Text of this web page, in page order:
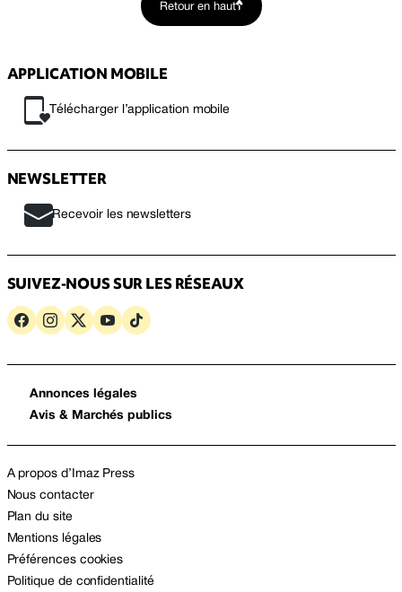
Retour en haut
APPLICATION MOBILE
Télécharger l’application mobile
NEWSLETTER
Recevoir les newsletters
SUIVEZ-NOUS SUR LES RÉSEAUX
Annonces légales
Avis & Marchés publics
A propos d’Imaz Press
Nous contacter
Plan du site
Mentions légales
Préférences cookies
Politique de confidentialité